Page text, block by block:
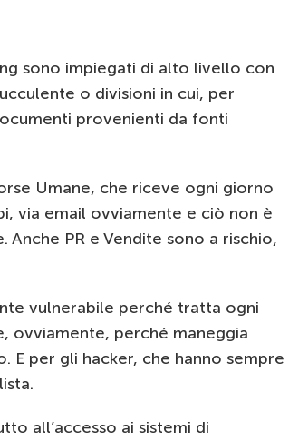
sono impiegati di alto livello con
o divisioni in cui, per
provenienti da fonti
Umane, che riceve ogni giorno
via email ovviamente e ciò non è
PR e Vendite sono a rischio,
vulnerabile perché tratta ogni
ovviamente, perché maneggia
E per gli hacker, che hanno sempre
all’accesso ai sistemi di